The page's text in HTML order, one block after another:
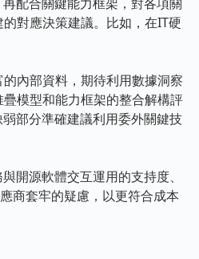
對應決策建議。比如，在IT硬
內部資料，期待利用數據洞察
模型和能力框架的整合解構評
部分準確建議利用委外關鍵技
源軟體交互運用的支持度、
商套牢的疑慮，以更符合成本